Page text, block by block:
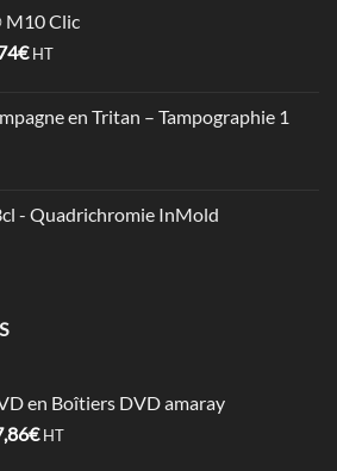
0,64€
à
M10 Clic
€Plage
0,60€
HT
en Tritan – Tampographie 1
- Quadrichromie InMold
en Boîtiers DVD amaray
€Plage
HT